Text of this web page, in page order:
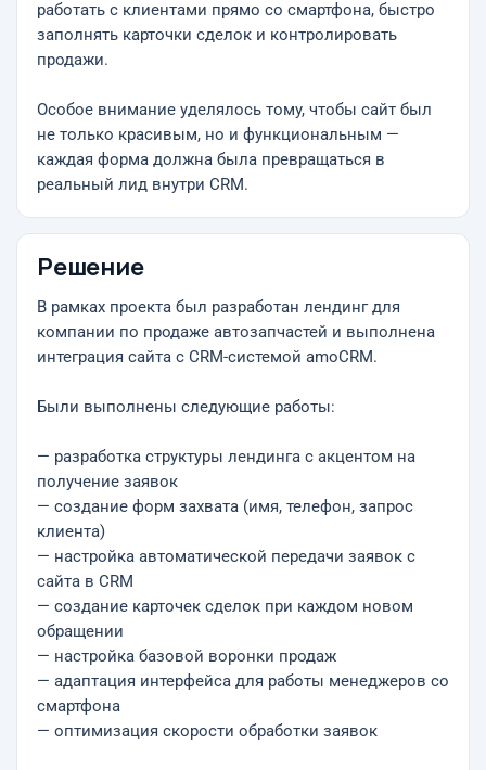
работать с клиентами прямо со смартфона, быстро
заполнять карточки сделок и контролировать
продажи.
Особое внимание уделялось тому, чтобы сайт был
не только красивым, но и функциональным —
каждая форма должна была превращаться в
реальный лид внутри CRM.
Решение
В рамках проекта был разработан лендинг для
компании по продаже автозапчастей и выполнена
интеграция сайта с CRM-системой amoCRM.
Были выполнены следующие работы:
— разработка структуры лендинга с акцентом на
получение заявок
— создание форм захвата (имя, телефон, запрос
клиента)
— настройка автоматической передачи заявок с
сайта в CRM
— создание карточек сделок при каждом новом
обращении
— настройка базовой воронки продаж
— адаптация интерфейса для работы менеджеров со
смартфона
— оптимизация скорости обработки заявок